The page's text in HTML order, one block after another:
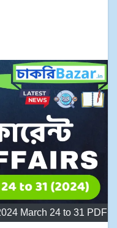
March 24 to 31 PDF